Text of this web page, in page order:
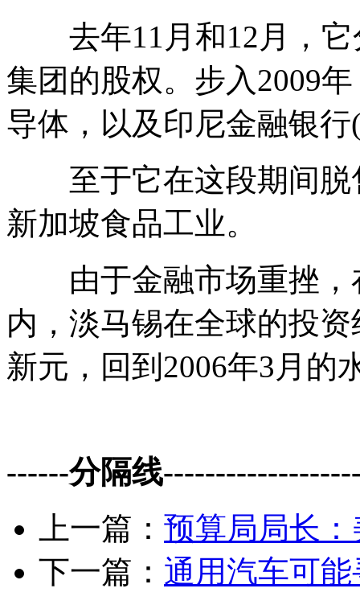
去年11月和12月，它
集团的股权。步入2009
导体，以及印尼金融银行
至于它在这段期间脱
新加坡食品工业。
由于金融市场重挫，
内，淡马锡在全球的投
新元，回到2006年3月的
------分隔线
上一篇： 预算局局长
下一篇： 通用汽车可